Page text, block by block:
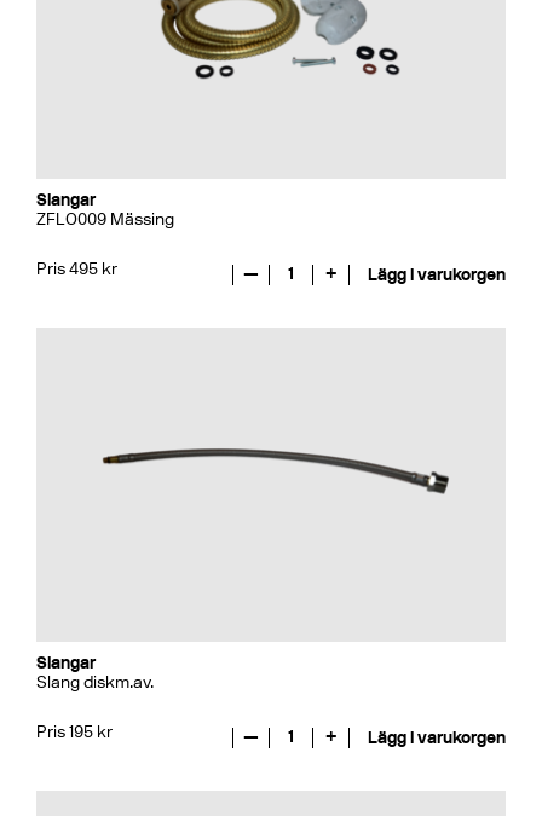
Slangar
ZFLO009 Mässing
Pris 495 kr — 1 + Lägg i varukorgen
Slangar
Slang diskm.av.
Pris 195 kr — 1 + Lägg i varukorgen